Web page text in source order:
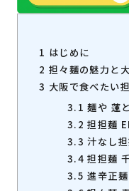
1 はじめに
2 担々麺の魅力と
3 大阪で食べたい
3.1 麺や 蓮
3.2 担担麺
3.3 汁なし
3.4 担担麺
3.5 進辛正